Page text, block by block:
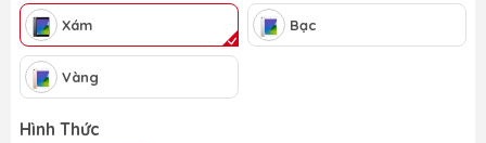
Xám Bạc
Vàng
Hình Thức